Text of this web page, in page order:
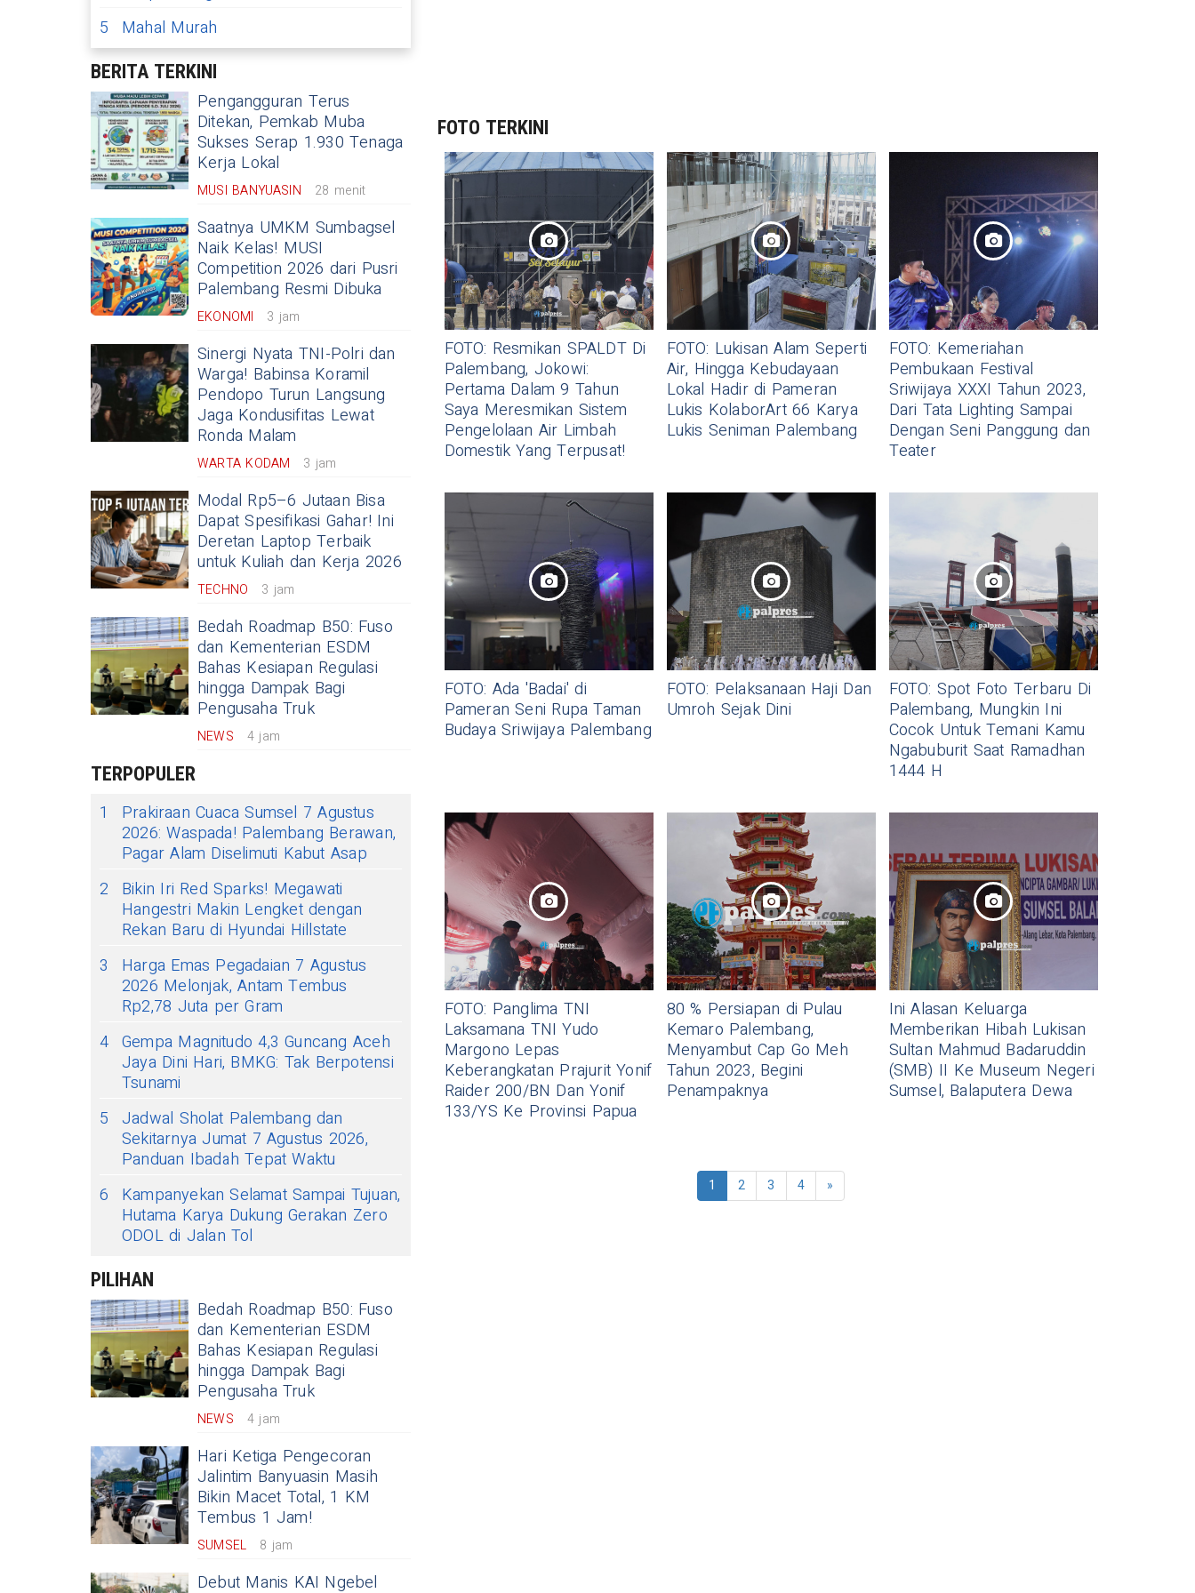
5
Mahal Murah
BERITA TERKINI
Pengangguran Terus
Ditekan, Pemkab Muba
Sukses Serap 1.930 Tenaga
Kerja Lokal
MUSI BANYUASIN 28 menit
Saatnya UMKM Sumbagsel
Naik Kelas! MUSI
Competition 2026 dari Pusri
Palembang Resmi Dibuka
EKONOMI 3 jam
Sinergi Nyata TNI-Polri dan
Warga! Babinsa Koramil
Pendopo Turun Langsung
Jaga Kondusifitas Lewat
Ronda Malam
WARTA KODAM 3 jam
Modal Rp5–6 Jutaan Bisa
Dapat Spesifikasi Gahar! Ini
Deretan Laptop Terbaik
untuk Kuliah dan Kerja 2026
TECHNO 3 jam
Bedah Roadmap B50: Fuso
dan Kementerian ESDM
Bahas Kesiapan Regulasi
hingga Dampak Bagi
Pengusaha Truk
NEWS 4 jam
TERPOPULER
1
Prakiraan Cuaca Sumsel 7 Agustus
2026: Waspada! Palembang Berawan,
Pagar Alam Diselimuti Kabut Asap
2
Bikin Iri Red Sparks! Megawati
Hangestri Makin Lengket dengan
Rekan Baru di Hyundai Hillstate
3
Harga Emas Pegadaian 7 Agustus
2026 Melonjak, Antam Tembus
Rp2,78 Juta per Gram
4 Gempa Magnitudo 4,3 Guncang Aceh
Jaya Dini Hari, BMKG: Tak Berpotensi
Tsunami
5 Jadwal Sholat Palembang dan
Sekitarnya Jumat 7 Agustus 2026,
Panduan Ibadah Tepat Waktu
6
Kampanyekan Selamat Sampai Tujuan,
Hutama Karya Dukung Gerakan Zero
ODOL di Jalan Tol
PILIHAN
Bedah Roadmap B50: Fuso
dan Kementerian ESDM
Bahas Kesiapan Regulasi
hingga Dampak Bagi
Pengusaha Truk
NEWS 4 jam
Hari Ketiga Pengecoran
Jalintim Banyuasin Masih
Bikin Macet Total, 1 KM
Tembus 1 Jam!
SUMSEL 8 jam
Debut Manis KAI Ngebel
FOTO TERKINI
FOTO: Resmikan SPALDT Di
Palembang, Jokowi:
Pertama Dalam 9 Tahun
Saya Meresmikan Sistem
Pengelolaan Air Limbah
Domestik Yang Terpusat!
FOTO: Lukisan Alam Seperti
Air, Hingga Kebudayaan
Lokal Hadir di Pameran
Lukis KolaborArt 66 Karya
Lukis Seniman Palembang
FOTO: Kemeriahan
Pembukaan Festival
Sriwijaya XXXI Tahun 2023,
Dari Tata Lighting Sampai
Dengan Seni Panggung dan
Teater
FOTO: Ada 'Badai' di
Pameran Seni Rupa Taman
Budaya Sriwijaya Palembang
FOTO: Pelaksanaan Haji Dan
Umroh Sejak Dini
FOTO: Spot Foto Terbaru Di
Palembang, Mungkin Ini
Cocok Untuk Temani Kamu
Ngabuburit Saat Ramadhan
1444 H
FOTO: Panglima TNI
Laksamana TNI Yudo
Margono Lepas
Keberangkatan Prajurit Yonif
Raider 200/BN Dan Yonif
133/YS Ke Provinsi Papua
80 % Persiapan di Pulau
Kemaro Palembang,
Menyambut Cap Go Meh
Tahun 2023, Begini
Penampaknya
Ini Alasan Keluarga
Memberikan Hibah Lukisan
Sultan Mahmud Badaruddin
(SMB) II Ke Museum Negeri
Sumsel, Balaputera Dewa
1 2 3 4 »